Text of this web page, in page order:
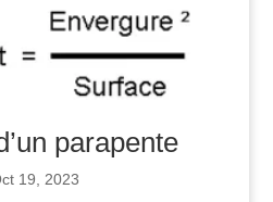
parapente
19, 2023